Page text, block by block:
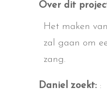
Over dit
Het maken
zal gaan om
zang.
Daniel zoekt: :